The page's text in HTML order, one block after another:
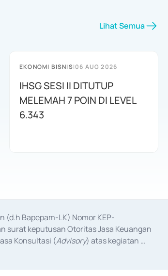
Lihat Semua
EKONOMI BISNIS|06 AUG 2026
IHSG SESI II DITUTUP
MELEMAH 7 POIN DI LEVEL
6.343
(d.h Bapepam-LK) Nomor KEP-
surat keputusan Otoritas Jasa Keuangan
Konsultasi (Advisory) atas kegiatan